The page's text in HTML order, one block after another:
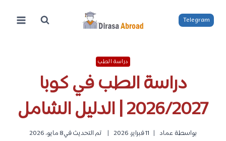
المحتوى
Telegram
دراسة الطب
دراسة الطب في كوبا
2026/2027 | الدليل الشامل
بواسطة عماد 11 فبراير، 2026 تم التحديث في8 مايو، 2026